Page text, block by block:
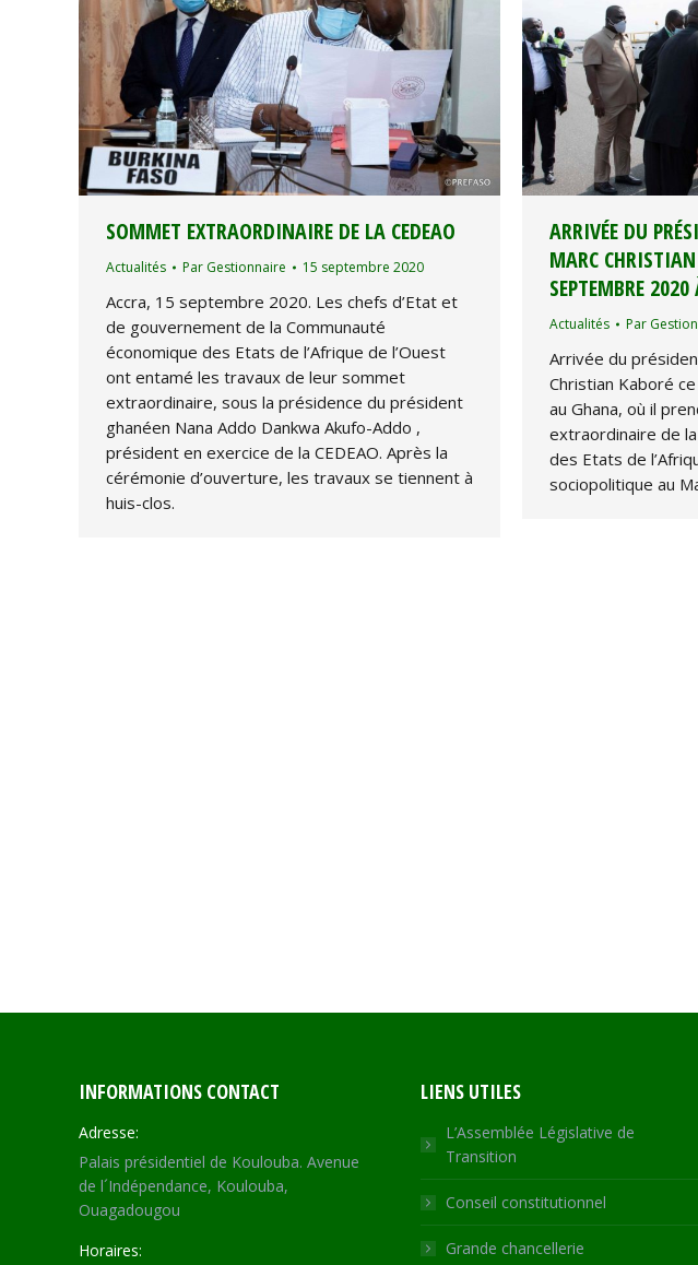
SOMMET EXTRAORDINAIRE DE LA CEDEAO
Actualités Par Gestionnaire 15 septembre 2020
Accra, 15 septembre 2020. Les chefs d’Etat et
de gouvernement de la Communauté
économique des Etats de l’Afrique de l’Ouest
ont entamé les travaux de leur sommet
extraordinaire, sous la présidence du président
ghanéen Nana Addo Dankwa Akufo-Addo ,
président en exercice de la CEDEAO. Après la
cérémonie d’ouverture, les travaux se tiennent à
huis-clos.
ARRIVÉE DU
MARC
SEPTEMBRE 2020
Actualités Par
Arrivée du
Christian Kaboré
au Ghana, où il
extraordinaire de
des Etats de
sociopolitique au
INFORMATIONS CONTACT
Adresse:
Palais présidentiel de Koulouba. Avenue
de l´Indépendance, Koulouba,
Ouagadougou
Horaires:
LIENS UTILES
L’Assemblée Législative de
Transition
Conseil constitutionnel
Grande chancellerie